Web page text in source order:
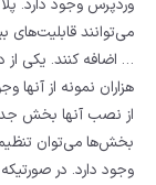
وردپرس وجود دارد.
می‌توانند قابلیت‌های
… اضافه کنند. یکی
هزاران نمونه از
از نصب آنها بخش
بخش‌ها می‌توان
وجود دارد. در